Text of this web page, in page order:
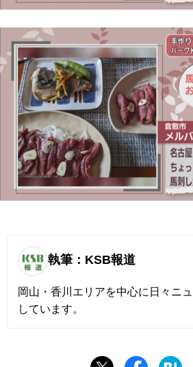
執筆：KSB報道
岡山・香川エリアを中心に日々ニ
しています。